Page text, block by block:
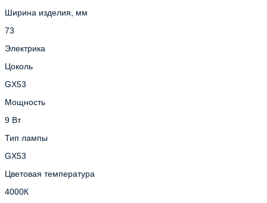
Ширина изделия, мм
73
Электрика
Цоколь
GX53
Мощность
9 Вт
Тип лампы
GX53
Цветовая температура
4000К